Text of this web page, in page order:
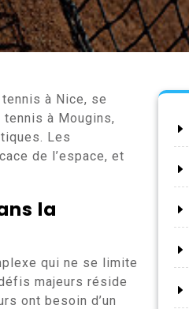
à Nice, se
à Mougins,
Les
de l’espace, et
la
qui ne se limite
majeurs réside
ont besoin d’un